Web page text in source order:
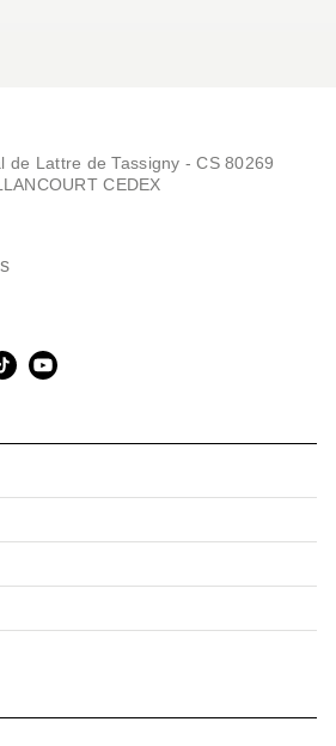
de Lattre de Tassigny - CS 80269
CEDEX